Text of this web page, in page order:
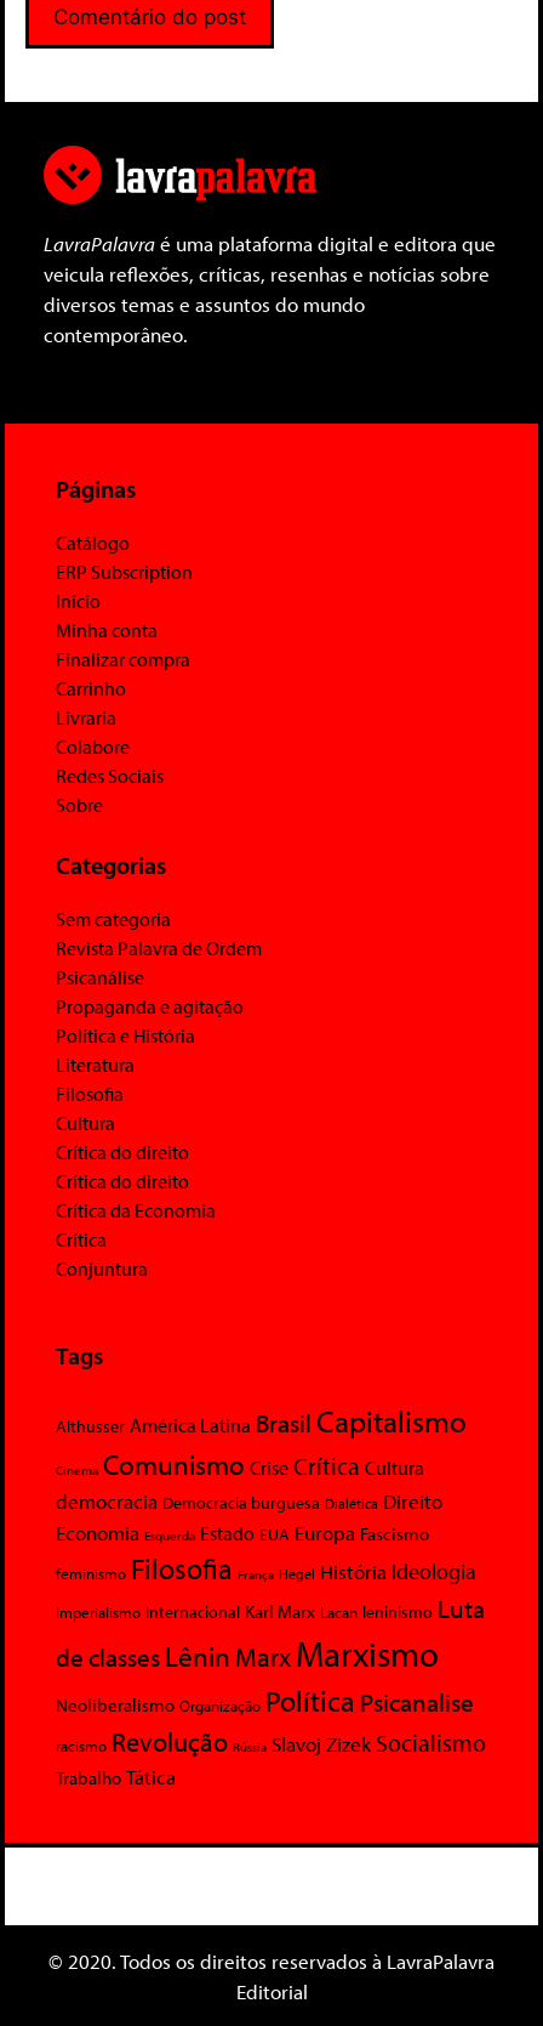
LavraPalavraé uma plataforma digital e editora que
veicula reflexões, críticas, resenhas e notícias sobre
diversos temas e assuntos do mundo
contemporâneo.
Páginas
Catálogo
ERP Subscription
Início
Minha conta
Finalizar compra
Carrinho
Livraria
Colabore
Redes Sociais
Sobre
Categorias
Sem categoria
Revista Palavra de Ordem
Psicanálise
Propaganda e agitação
Política e História
Literatura
Filosofia
Cultura
Crítica do direito
Crítica do direito
Crítica da Economia
Crítica
Conjuntura
Tags
Althusser América Latina Brasil Capitalismo
Cinema Comunismo Crise Crítica Cultura
democracia Democracia burguesa Dialética Direito
Economia Esquerda Estado EUA Europa Fascismo
feminismo Filosofia França Hegel História Ideologia
Imperialismo Internacional Karl Marx Lacan leninismo Luta
de classesLênin MarxMarxismo
Neoliberalismo Organização Política Psicanalise
racismo Revolução Rússia Slavoj Zizek Socialismo
Trabalho Tática
© 2020. Todos os direitos reservados à LavraPalavra
Editorial